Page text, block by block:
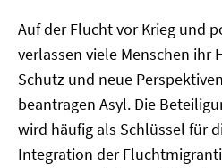
Auf der Flucht vor Krieg und
verlassen viele Menschen ihr
Schutz und neue
beantragen Asyl. Die
wird häufig als Schlüssel für
Integration der